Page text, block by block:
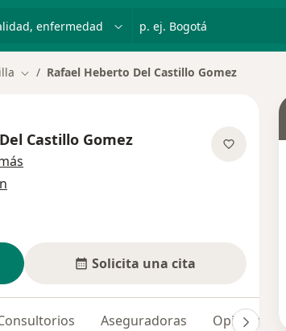
p. ej. Bogotá
Cambiar de ciudad
Rafael Heberto Del Castillo Gomez
Castillo Gomez
Solicita una cita
Aseguradoras Opiniones (6)